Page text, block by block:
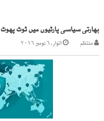
بھارتی سیاسی پارٹیوں میں ٹوٹ پھوٹ
منتظم اتوار, ۶ نومبر ۲۰۱۶